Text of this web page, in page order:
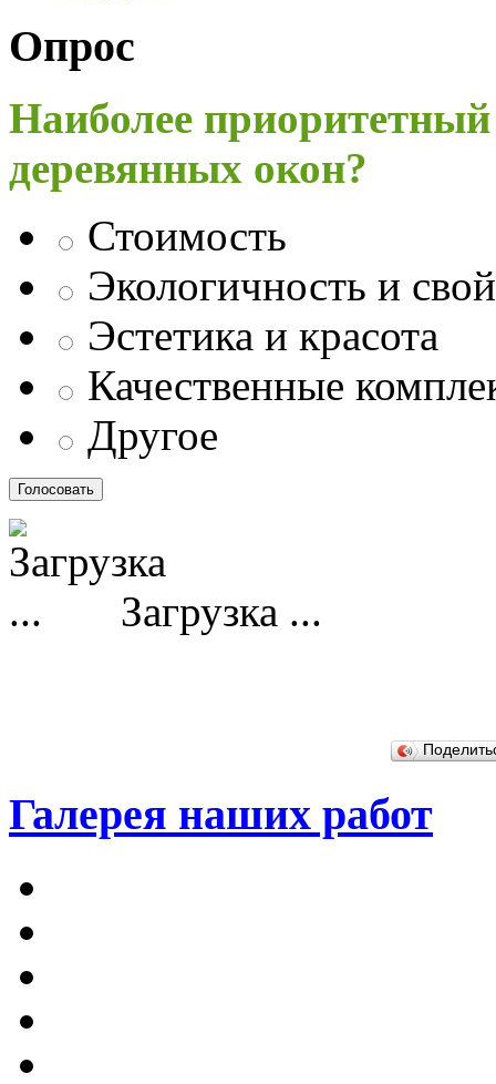
Опрос
Наиболее
деревянных окон?
Стоимость
Экологичность и
Эстетика и красота
Качественные
Другое
Загрузка ...
Галерея наших работ